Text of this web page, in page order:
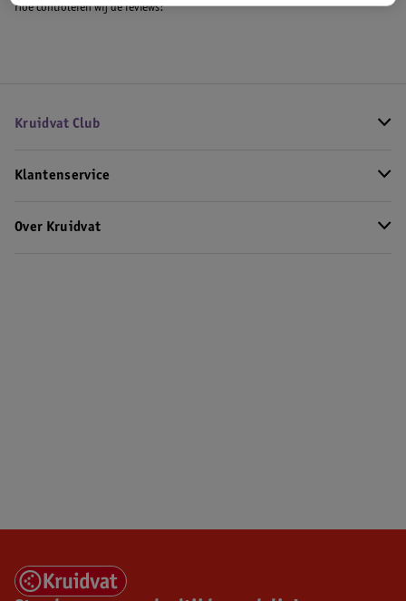
Hoe controleren wij de reviews?
Kruidvat Club
Klantenservice
Over Kruidvat